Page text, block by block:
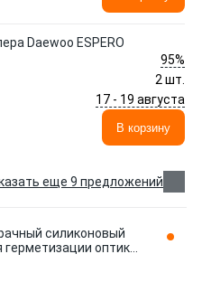
Daewoo ESPERO
95%
2 шт.
17 - 19 августа
В корзину
еще 9 предложений
силиконовый
оптики
DONE DEAL